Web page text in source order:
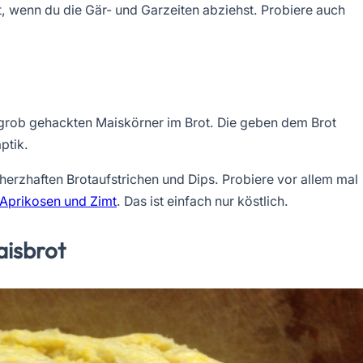
du die Gär- und Garzeiten abziehst. Probiere auch
gehackten Maiskörner im Brot. Die geben dem Brot
Brotaufstrichen und Dips. Probiere vor allem mal
und Zimt. Das ist einfach nur köstlich.